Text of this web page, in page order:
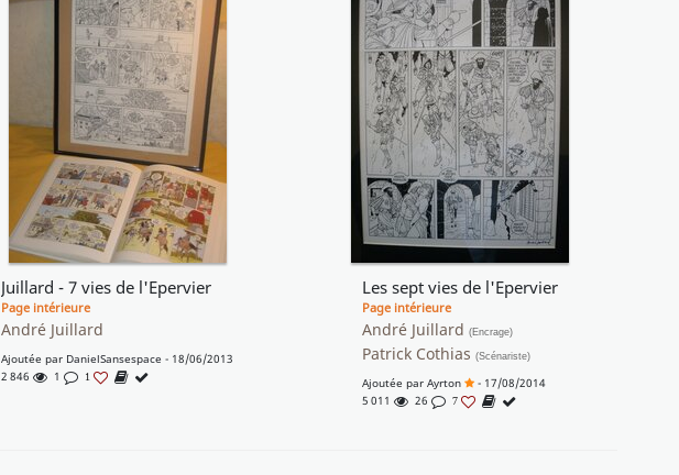
Juillard - 7 vies de l'Epervier
Page intérieure
André Juillard
Ajoutée par DanielSansespace - 18/06/2013
2 846
1 1
Les sept vies de l'Epervier
Page intérieure
André Juillard (Encrage)
Patrick Cothias (Scénariste)
Ajoutée par Ayrton
- 17/08/2014
5 011
26 7